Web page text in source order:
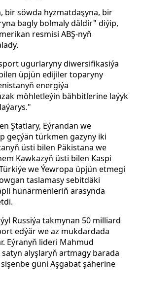
bir söwda hyzmatdaşyna, bir
bagly bolmaly däldir" diýip,
resmisi ABŞ-nyň
ugurlaryny diwersifikasiýa
üpjün edijiler toparyny
energiýa
möhletleýin bähbitlerine laýyk
Ştatlary, Eýrandan we
geçýän türkmen gazyny iki
üsti bilen Päkistana we
Kawkazyň üsti bilen Kaspi
we Ýewropa üpjün etmegi
taslamasy sebitdäki
hünärmenleriň arasynda
Russiýa takmynan 50 milliard
edýär we az mukdardada
Eýranyň lideri Mahmud
alyşlaryň artmagy barada
güni Aşgabat şäherine